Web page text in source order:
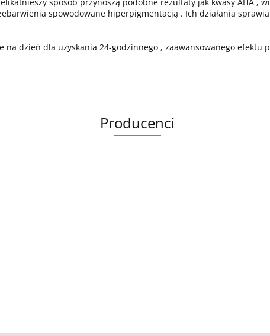
spowodowane hiperpigmentacją . Ich działania
na dzień dla uzyskania 24-godzinnego , zaawansowanego efektu
Producenci